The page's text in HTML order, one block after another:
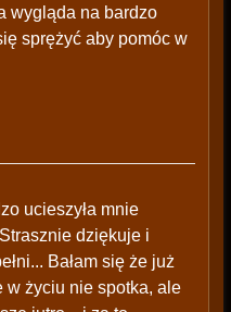
wygląda na bardzo
sprężyć aby pomóc w
ucieszyła mnie
dziękuje i
Bałam się że już
w życiu nie spotka, ale